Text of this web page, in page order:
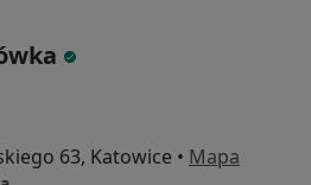
63, Katowice • Mapa